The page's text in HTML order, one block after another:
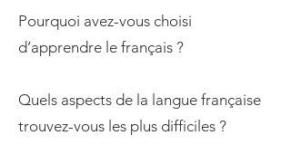
Pourquoi avez-vous choisi
d’apprendre le français ?
Quels aspects de la langue française
trouvez-vous les plus difficiles ?